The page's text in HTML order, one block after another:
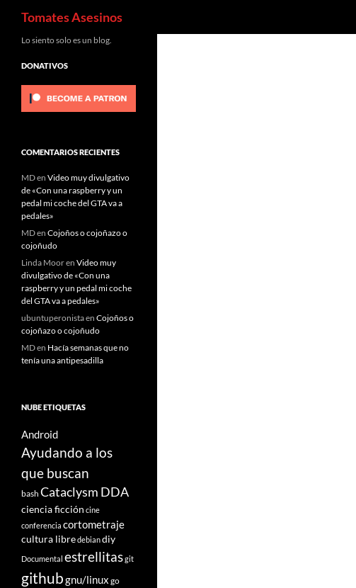
Saltar
Tomates Asesinos
Lo siento solo es un blog.
DONATIVOS
COMENTARIOS RECIENTES
MDen Video muy divulgativo
de «Con una raspberry y un
pedal mi coche del GTA va a
pedales»
MDen Cojoños o cojoñazo o
cojoñudo
Linda Mooren Video muy
divulgativo de «Con una
raspberry y un pedal mi coche
del GTA va a pedales»
ubuntuperonistaen Cojoños o
cojoñazo o cojoñudo
MDen Hacía semanas que no
tenía una antipesadilla
NUBE ETIQUETAS
Android
Ayudando a los
que buscan
bash Cataclysm DDA
ciencia ficción cine
conferencia cortometraje
cultura libredebiandiy
Documental estrellitasgit
githubgnu/linux go